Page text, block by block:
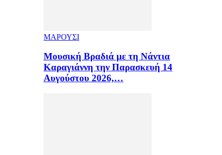
ΜΑΡΟΥΣΙ
Μουσική Βραδιά με τη Νάντια
Καραγιάννη την Παρασκευή 14
Αυγούστου 2026,…